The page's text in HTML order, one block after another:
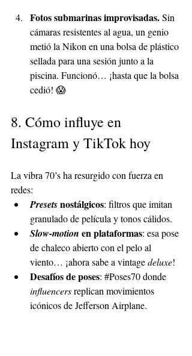
Fotos submarinas improvisadas. Sin
cámaras resistentes al agua, un genio
metió la Nikon en una bolsa de plástico
sellada para una sesión junto a la
piscina. Funcionó… ¡hasta que la bolsa
cedió! 😱
8. Cómo influye en
Instagram y TikTok hoy
La vibra 70’s ha resurgido con fuerza en
redes:
Presets nostálgicos: filtros que imitan
granulado de película y tonos cálidos.
Slow-motion en plataformas: esa pose
de chaleco abierto con el pelo al
viento… ¡ahora sabe a vintage deluxe!
Desafíos de poses: #Poses70 donde
influencers replican movimientos
icónicos de Jefferson Airplane.